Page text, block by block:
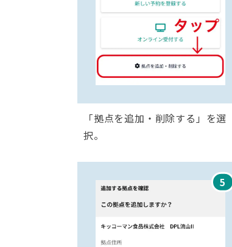
「拠点を追加・削除する」を選
択。